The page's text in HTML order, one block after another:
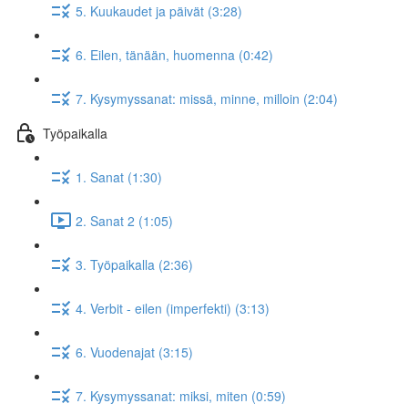
5. Kuukaudet ja päivät (3:28)
6. Eilen, tänään, huomenna (0:42)
7. Kysymyssanat: missä, minne, milloin (2:04)
Työpaikalla
1. Sanat (1:30)
2. Sanat 2 (1:05)
3. Työpaikalla (2:36)
4. Verbit - eilen (imperfekti) (3:13)
6. Vuodenajat (3:15)
7. Kysymyssanat: miksi, miten (0:59)